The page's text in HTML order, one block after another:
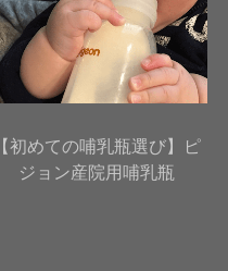
【初めての哺乳瓶選び】ピ
ジョン産院用哺乳瓶